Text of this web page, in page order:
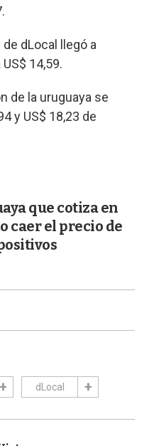
dLocal llegó a
14,59.
de la uruguaya se
y US$ 18,23 de
que cotiza en
caer el precio de
dLocal